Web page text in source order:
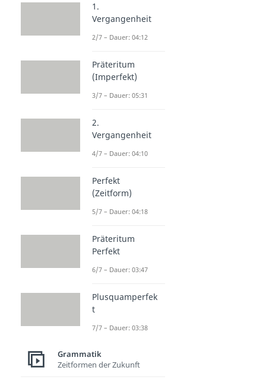
1.
Vergangenheit
2/7 – Dauer: 04:12
Präteritum
(Imperfekt)
3/7 – Dauer: 05:31
2.
Vergangenheit
4/7 – Dauer: 04:10
Perfekt
(Zeitform)
5/7 – Dauer: 04:18
Präteritum
Perfekt
6/7 – Dauer: 03:47
Plusquamperfek
t
7/7 – Dauer: 03:38
Grammatik
Zeitformen der Zukunft